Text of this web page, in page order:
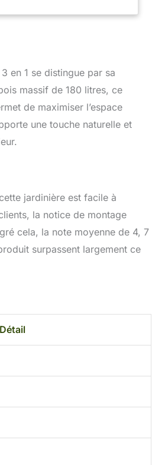
en 1 se distingue par sa
massif de 180 litres, ce
de maximiser l’espace
une touche naturelle et
jardinière est facile à
la notice de montage
cela, la note moyenne de 4, 7
surpassent largement ce
Détail